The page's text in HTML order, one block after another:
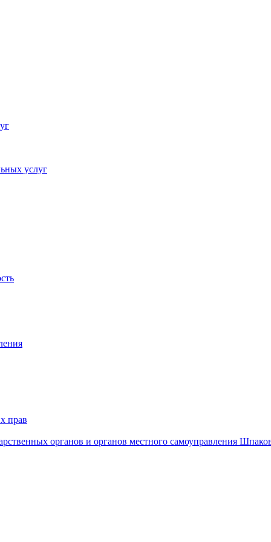
услуг
прав
органов и органов местного самоуправления